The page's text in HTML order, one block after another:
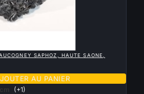
SAPHOZ, HAUTE SAONE,
AU PANIER
(+1)